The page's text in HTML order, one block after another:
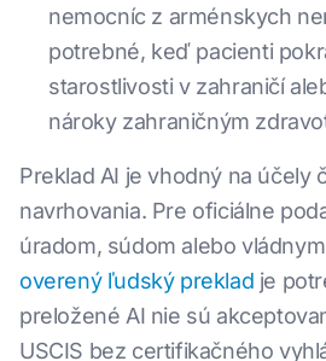
nemocníc z arménskych
potrebné, keď pacienti
starostlivosti v zahraničí
nároky zahraničným
Preklad AI je vhodný na účely
navrhovania. Pre oficiálne
úradom, súdom alebo
overený ľudský preklad je
preložené AI nie sú
USCIS bez certifikačného